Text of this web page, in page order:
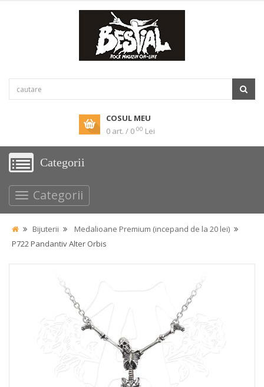
COSUL MEU
0 art. / 0 00 Lei
Categorii
Categorii
Bijuterii
Medalioane Premium (incepand de la 20 lei)
P722 Pandantiv Alter Orbis